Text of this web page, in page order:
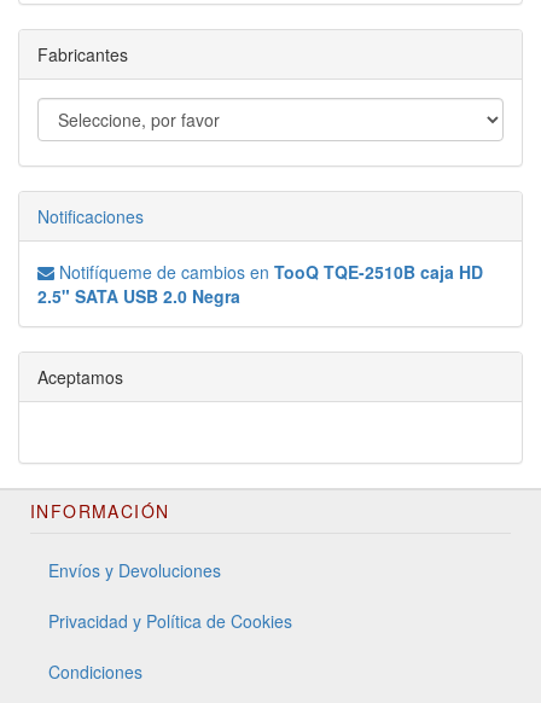
Fabricantes
Notificaciones
Notifíqueme de cambios en TooQ TQE-2510B caja HD
2.5" SATA USB 2.0 Negra
Aceptamos
INFORMACIÓN
Envíos y Devoluciones
Privacidad y Política de Cookies
Condiciones